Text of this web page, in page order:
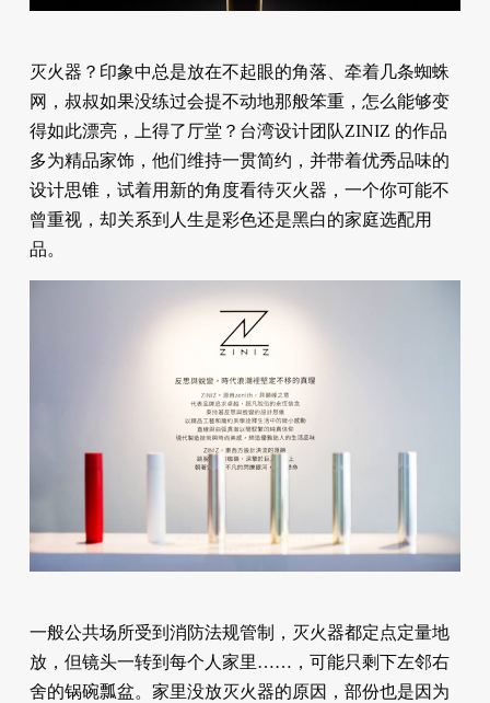
灭火器？印象中总是放在不起眼的角落、牵着几条蜘蛛
网，叔叔如果没练过会提不动地那般笨重，怎么能够变
得如此漂亮，上得了厅堂？台湾设计团队ZINIZ 的作品
多为精品家饰，他们维持一贯简约，并带着优秀品味的
设计思锥，试着用新的角度看待灭火器，一个你可能不
曾重视，却关系到人生是彩色还是黑白的家庭选配用
品。
一般公共场所受到消防法规管制，灭火器都定点定量地
放，但镜头一转到每个人家里……，可能只剩下左邻右
舍的锅碗瓢盆。家里没放灭火器的原因，部份也是因为